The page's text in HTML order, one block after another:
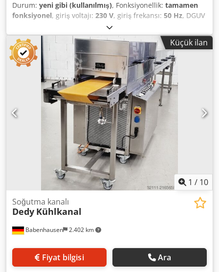
Durum: yeni gibi (kullanılmış), Fonksiyonellik: tamamen
fonksiyonel, giriş voltajı: 230 V, giriş frekansı: 50 Hz, DGUV
08/2027
Dedy 220 Chocolate Enrobing Machine Wire Belt Width:
220 mm Continuously adjustable belt speed Dcjdjy
Ebidepfx Akcjk Operating direction: left to right Stainless
steel design Connection: 220V Used machine in as-new
condition & SAB tested with warranty + spare parts service
Visit our large showroom!
Küçük ilan
1 / 10
Babenhausen 2.402 km
Soğutma kanalı
Dedy Kühlkanal
Fiyat bilgisi Ara